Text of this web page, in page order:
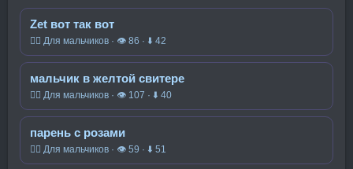
Zet вот так вот
🧍‍♂️ Для мальчиков · 👁 86 · ⬇ 42
мальчик в желтой свитере
🧍‍♂️ Для мальчиков · 👁 107 · ⬇ 40
парень с розами
🧍‍♂️ Для мальчиков · 👁 59 · ⬇ 51